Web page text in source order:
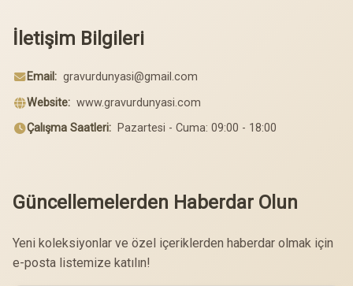
İletişim Bilgileri
Email: gravurdunyasi@gmail.com
Website: www.gravurdunyasi.com
Çalışma Saatleri: Pazartesi - Cuma: 09:00 - 18:00
Güncellemelerden Haberdar Olun
Yeni koleksiyonlar ve özel içeriklerden haberdar olmak için
e-posta listemize katılın!